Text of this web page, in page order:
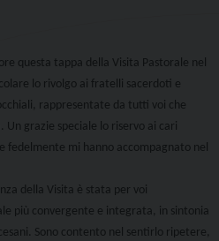
questa tappa della Visita Pastorale nel
lo rivolgo ai fratelli sacerdoti e
rappresentate da tutti voi che
Un grazie speciale lo riservo ai cari
fedelmente mi hanno accompagnato nel
della Visita è stata per voi
più convergente e integrata, in sintonia
Sono contento nel sentirlo ripetere,